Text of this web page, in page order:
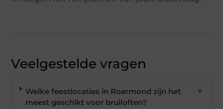
Veelgestelde vragen
Welke feestlocaties in Roermond zijn het
meest geschikt voor bruiloften?
▼